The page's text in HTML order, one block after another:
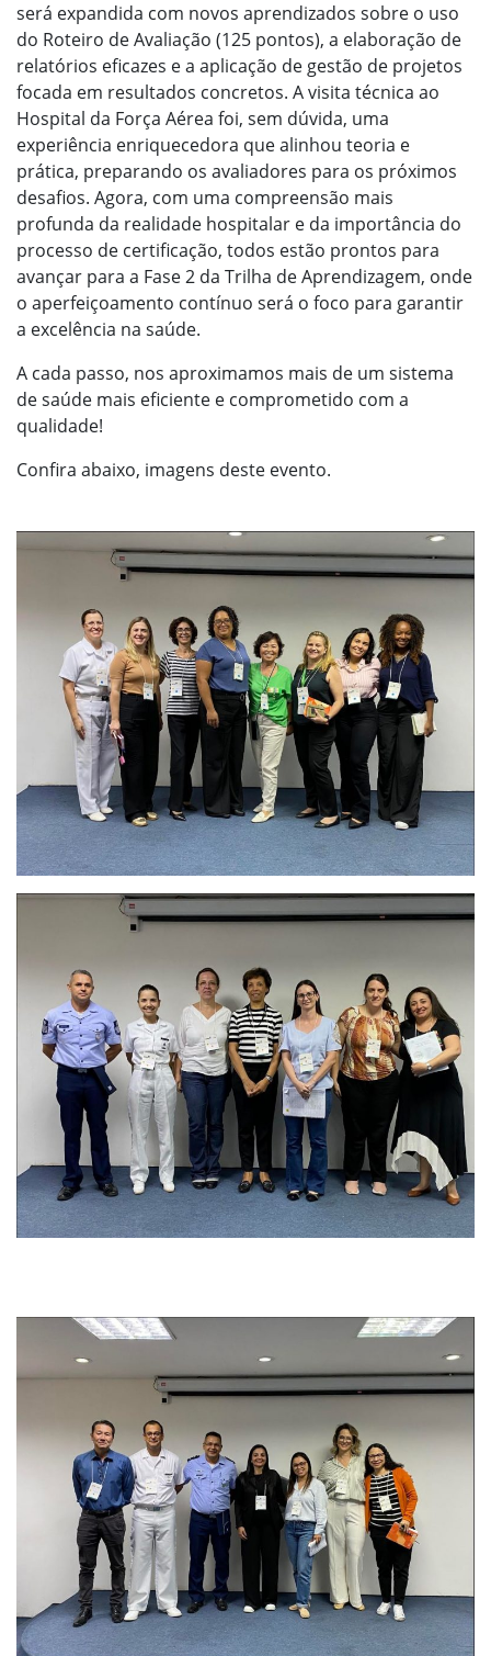
será expandida com novos aprendizados sobre o uso
do Roteiro de Avaliação (125 pontos), a elaboração de
relatórios eficazes e a aplicação de gestão de projetos
focada em resultados concretos. A visita técnica ao
Hospital da Força Aérea foi, sem dúvida, uma
experiência enriquecedora que alinhou teoria e
prática, preparando os avaliadores para os próximos
desafios. Agora, com uma compreensão mais
profunda da realidade hospitalar e da importância do
processo de certificação, todos estão prontos para
avançar para a Fase 2 da Trilha de Aprendizagem, onde
o aperfeiçoamento contínuo será o foco para garantir
a excelência na saúde.
A cada passo, nos aproximamos mais de um sistema
de saúde mais eficiente e comprometido com a
qualidade!
Confira abaixo, imagens deste evento.